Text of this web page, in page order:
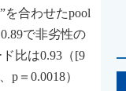
を合わせたpool
で非劣性の
比は0.93（[9
p＝0.0018）